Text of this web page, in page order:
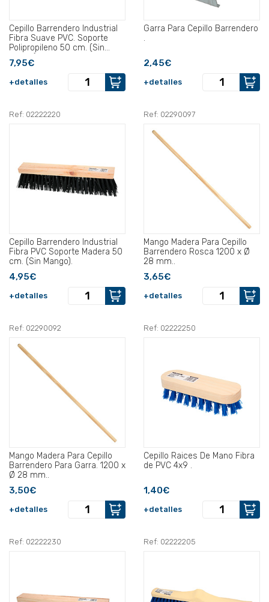
Cepillo Barrendero Industrial
Fibra Suave PVC. Soporte
Polipropileno 50 cm. (Sin
Mango).
7,95€
+detalles
Garra Para Cepillo Barrendero
.
2,45€
+detalles
Ref: 02222220
Cepillo Barrendero Industrial
Fibra PVC Soporte Madera 50
cm. (Sin Mango).
4,95€
+detalles
Ref: 02290097
Mango Madera Para Cepillo
Barrendero Rosca 1200 x Ø
28 mm..
3,65€
+detalles
Ref: 02290092
Mango Madera Para Cepillo
Barrendero Para Garra. 1200 x
Ø 28 mm..
3,50€
+detalles
Ref: 02222250
Cepillo Raices De Mano Fibra
de PVC 4x9 .
1,40€
+detalles
Ref: 02222230 Ref: 02222205